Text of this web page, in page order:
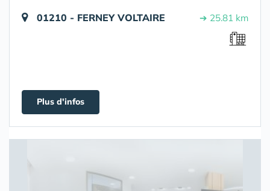
01210 - FERNEY VOLTAIRE ➔ 25.81 km
Plus d'infos